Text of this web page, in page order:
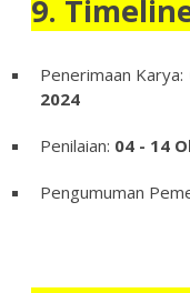
9.
Penerimaan Karya:
2024
Penilaian: 04 - 14
Pengumuman